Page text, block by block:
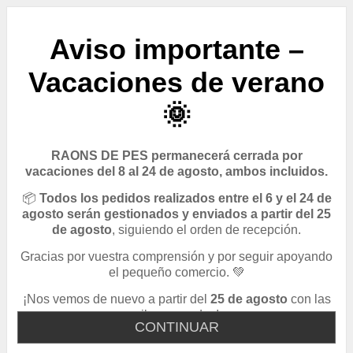
CONTINUAR
Aviso importante –
Vacaciones de verano
🌞
RAONS DE PES permanecerá cerrada por
vacaciones del 8 al 24 de agosto, ambos incluidos.
📦 Todos los pedidos realizados entre el 6 y el 24 de
agosto serán gestionados y enviados a partir del 25
de agosto, siguiendo el orden de recepción.
Gracias por vuestra comprensión y por seguir apoyando
el pequeño comercio. 💚
¡Nos vemos de nuevo a partir del 25 de agosto con las
pilas cargadas!